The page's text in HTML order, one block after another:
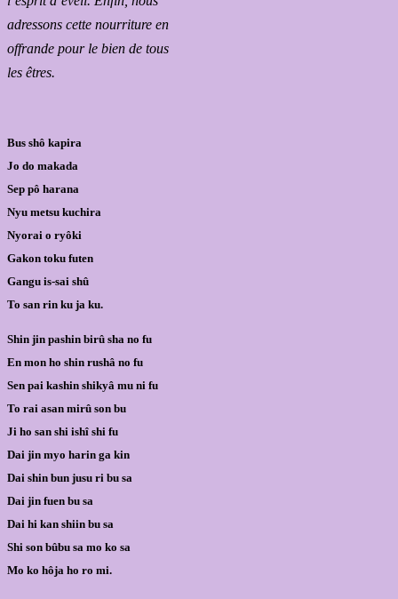
adressons cette nourriture en
offrande pour le bien de tous
les êtres.
Bus shô kapira
Jo do makada
Sep pô harana
Nyu metsu kuchira
Nyorai o ryôki
Gakon toku futen
Gangu is-sai shû
To san rin ku ja ku.
Shin jin pashin birû sha no fu
En mon ho shin rushâ no fu
Sen pai kashin shikyâ mu ni fu
To rai asan mirû son bu
Ji ho san shi ishî shi fu
Dai jin myo harin ga kin
Dai shin bun jusu ri bu sa
Dai jin fuen bu sa
Dai hi kan shiin bu sa
Shi son bûbu sa mo ko sa
Mo ko hôja ho ro mi.